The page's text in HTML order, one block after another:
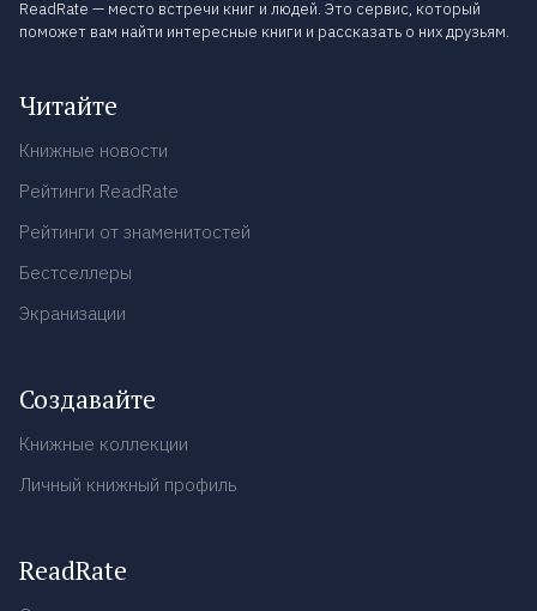
ReadRate — место встречи книг и людей. Это сервис, который
поможет вам найти интересные книги и рассказать о них друзьям.
Читайте
Книжные новости
Рейтинги ReadRate
Рейтинги от знаменитостей
Бестселлеры
Экранизации
Создавайте
Книжные коллекции
Личный книжный профиль
ReadRate